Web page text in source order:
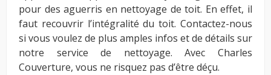
pour des aguerris en nettoyage de toit. En effet, il
faut recouvrir l’intégralité du toit. Contactez-nous
si vous voulez de plus amples infos et de détails sur
notre service de nettoyage. Avec Charles
Couverture, vous ne risquez pas d’être déçu.